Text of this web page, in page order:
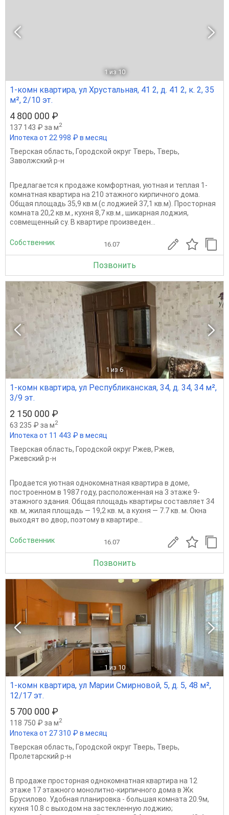
1 из 10
1-комн квартира, ул Хрустальная, 41 2, д. 41 2, к. 2, 35
м², 2/10 эт.
4 800 000 ₽
137 143 ₽ за м2
Ипотека от 22 998 ₽ в месяц
Тверская область, Городской округ Тверь, Тверь,
Заволжский р-н
Предлагается к продаже комфортная, уютная и теплая 1-
комнатная квартира на 210 этажного кирпичного дома.
Общая площадь 35,9 кв.м.(с лоджией 37,1 кв.м). Просторная
комната 20,2 кв.м., кухня 8,7 кв.м., шикарная лоджия,
совмещенный су. В квартире произведен...
Собственник 16.07
Позвонить
1 из 6
1-комн квартира, ул Республиканская, 34, д. 34, 34 м²,
3/9 эт.
2 150 000 ₽
63 235 ₽ за м2
Ипотека от 11 443 ₽ в месяц
Тверская область, Городской округ Ржев, Ржев,
Ржевский р-н
Продается уютная однокомнатная квартира в доме,
построенном в 1987 году, расположенная на 3 этаже 9-
этажного здания. Общая площадь квартиры составляет 34
кв. м, жилая площадь — 19,2 кв. м, а кухня — 7.7 кв. м. Окна
выходят во двор, поэтому в квартире...
Собственник 16.07
Позвонить
1 из 10
1-комн квартира, ул Марии Смирновой, 5, д. 5, 48 м²,
12/17 эт.
5 700 000 ₽
118 750 ₽ за м2
Ипотека от 27 310 ₽ в месяц
Тверская область, Городской округ Тверь, Тверь,
Пролетарский р-н
В продаже просторная однокомнатная квартира на 12
этаже 17 этажного монолитно-кирпичного дома в Жк
Брусилово. Удобная планировка - большая комната 20.9м,
кухня 10.8 с выходом на застекленную лоджию;